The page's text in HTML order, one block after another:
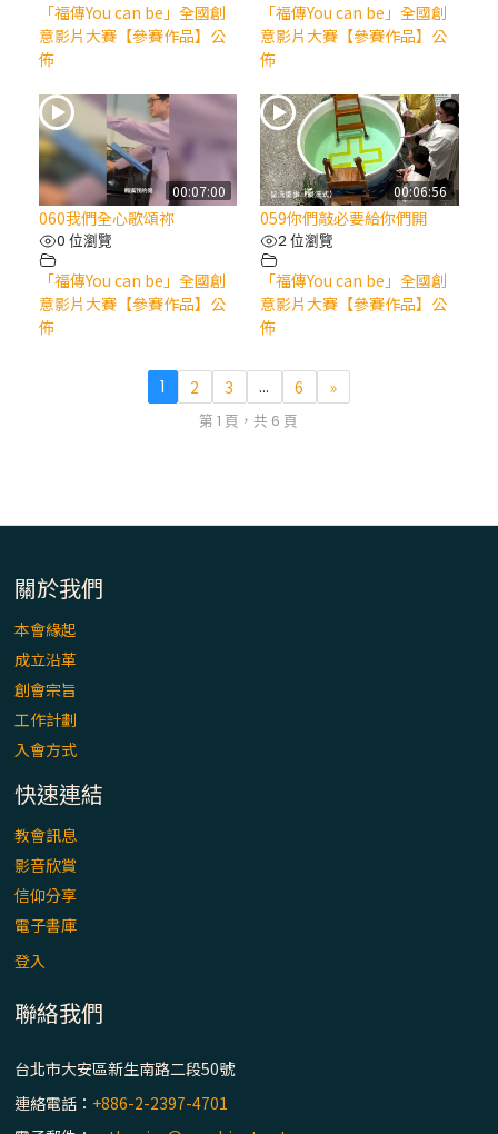
「福傳You can be」全國創
意影片大賽【參賽作品】公
佈
「福傳You can be」全國創
意影片大賽【參賽作品】公
佈
00:07:00
060我們全心歌頌祢
0 位瀏覽
「福傳You can be」全國創
意影片大賽【參賽作品】公
佈
00:06:56
059你們敲必要給你們開
2 位瀏覽
「福傳You can be」全國創
意影片大賽【參賽作品】公
佈
1 2 3 ... 6 »
第 1 頁，共 6 頁
關於我們
本會緣起
成立沿革
創會宗旨
工作計劃
入會方式
快速連結
教會訊息
影音欣賞
信仰分享
電子書庫
登入
聯絡我們
台北市大安區新生南路二段50號
連絡電話： +886-2-2397-4701